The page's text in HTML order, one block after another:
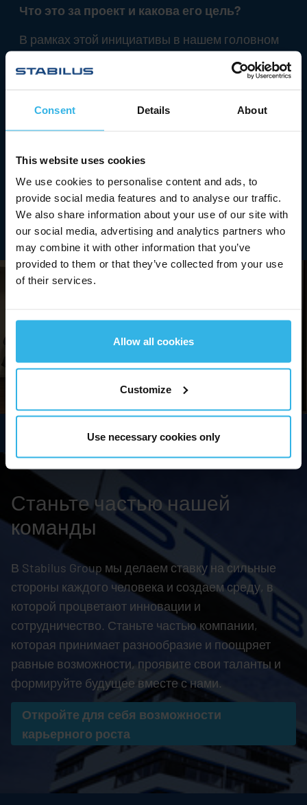
Consent Details About
This website uses cookies
We use cookies to personalise content and ads, to
provide social media features and to analyse our traffic.
We also share information about your use of our site with
our social media, advertising and analytics partners who
may combine it with other information that you’ve
provided to them or that they’ve collected from your use
of their services.
Allow all cookies
Customize
Use necessary cookies only
Что это за проект и какова его цель?
В рамках этой инициативы в нашем головном
офисе в Кобленце регулярно проводятся
сетевые встречи, на которые приглашаются
Цель - укрепление женской сети и дальнейшее
развитие связей внутри компании.
Мы, как компания, высоко ценим
приверженность этому проекту и с
нетерпением ждем положительного эффекта
от его реализации.
Станьте частью нашей
команды
В Stabilus Group мы делаем ставку на сильные
стороны каждого человека и создаем среду, в
которой процветают инновации и
сотрудничество. Станьте частью компании,
которая принимает разнообразие и поощряет
равные возможности, проявите свои таланты и
формируйте будущее вместе с нами.
Откройте для себя возможности
карьерного роста